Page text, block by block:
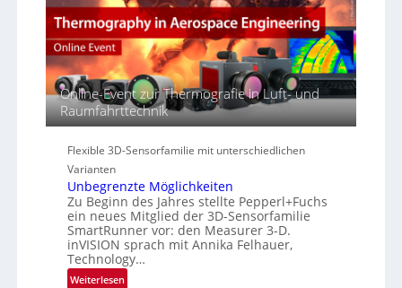
t
s
S
r
i
e
-
B
-
R
u
n
d
e
A
-
R
e
g
i
o
s
p
e
c
t
r
a
l
N
s
‘
Online-Event zur Thermografie in Luft- und
Raumfahrttechnik
Flexible 3D-Sensorfamilie mit unterschiedlichen
Varianten
Unbegrenzte Möglichkeiten
Zu Beginn des Jahres stellte Pepperl+Fuchs
ein neues Mitglied der 3D-Sensorfamilie
SmartRunner vor: den Measurer 3-D.
inVISION sprach mit Annika Felhauer,
Technology…
Weiterlesen: